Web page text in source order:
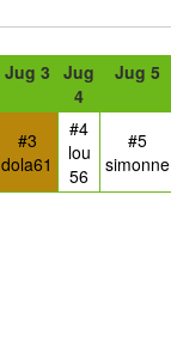
Jug 3 Jug
4
Jug 5
#3
dola61
#4
lou
56
#5
simonne